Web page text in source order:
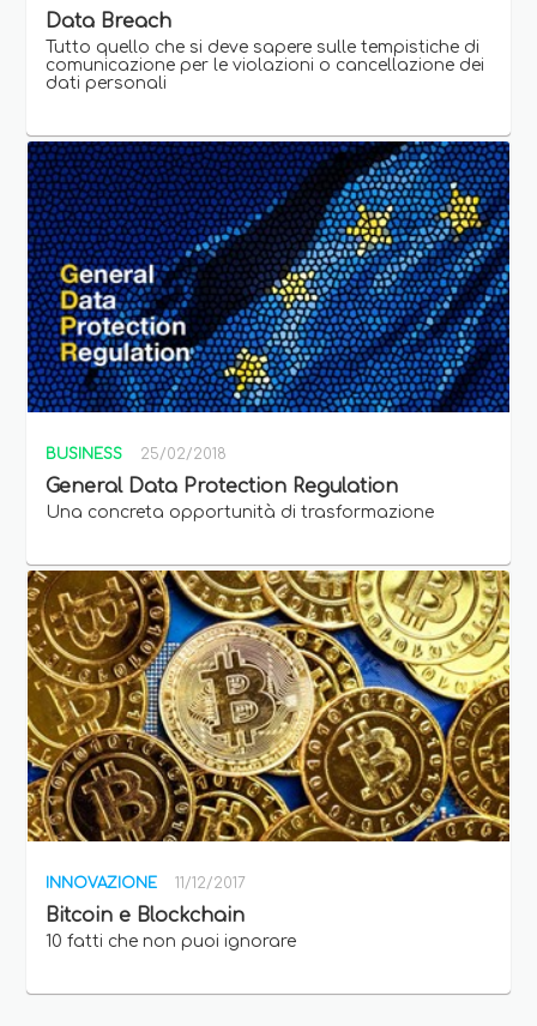
Data Breach
Tutto quello che si deve sapere sulle tempistiche di
comunicazione per le violazioni o cancellazione dei
dati personali
BUSINESS 25/02/2018
General Data Protection Regulation
Una concreta opportunità di trasformazione
INNOVAZIONE 11/12/2017
Bitcoin e Blockchain
10 fatti che non puoi ignorare